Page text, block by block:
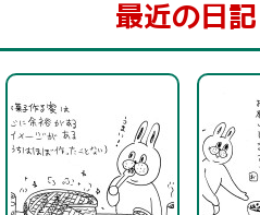
最近の日記